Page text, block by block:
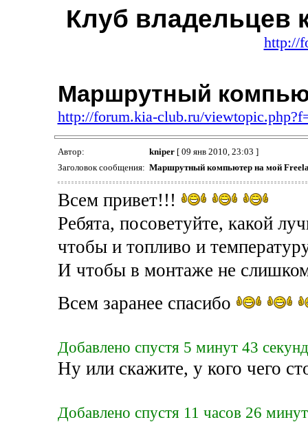
Клуб владельцев
http://
Маршрутный
http://forum.kia-club.ru/
Автор: kniper[ 09 янв 2010, 23:03 ]
Заголовок сообщения: Маршрутный компьютер на мой
Всем привет!!!
Ребята, посоветуйте, какой
чтобы и топливо и
И чтобы в монтаже не
Всем заранее спасибо
Добавлено спустя 5 минут 43
Ну или скажите, у кого чего
Добавлено спустя 11 часов 26